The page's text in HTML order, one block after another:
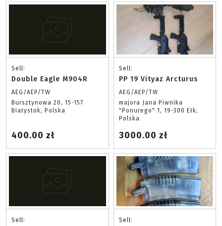
Sell:
Double Eagle M904R
AEG/AEP/TW
Bursztynowa 20, 15-157
Białystok, Polska
400.00 zł
Sell:
PP 19 Vityaz Arcturus
AEG/AEP/TW
majora Jana Piwnika
"Ponurego" 1, 19-300 Ełk,
Polska
3000.00 zł
Sell: Sell: